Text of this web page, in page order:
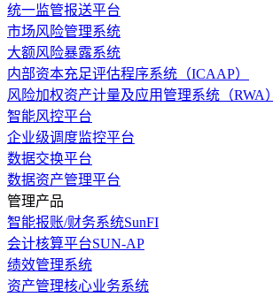
统一监管报送平台
市场风险管理系统
大额风险暴露系统
内部资本充足评估程序系统（ICAAP）
风险加权资产计量及应用管理系统（RWA）
智能风控平台
企业级调度监控平台
数据交换平台
数据资产管理平台
管理产品
智能报账/财务系统SunFI
会计核算平台SUN-AP
绩效管理系统
资产管理核心业务系统